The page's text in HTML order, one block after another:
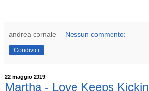
andrea cornale Nessun commento:
Condividi
22 maggio 2019
Martha - Love Keeps